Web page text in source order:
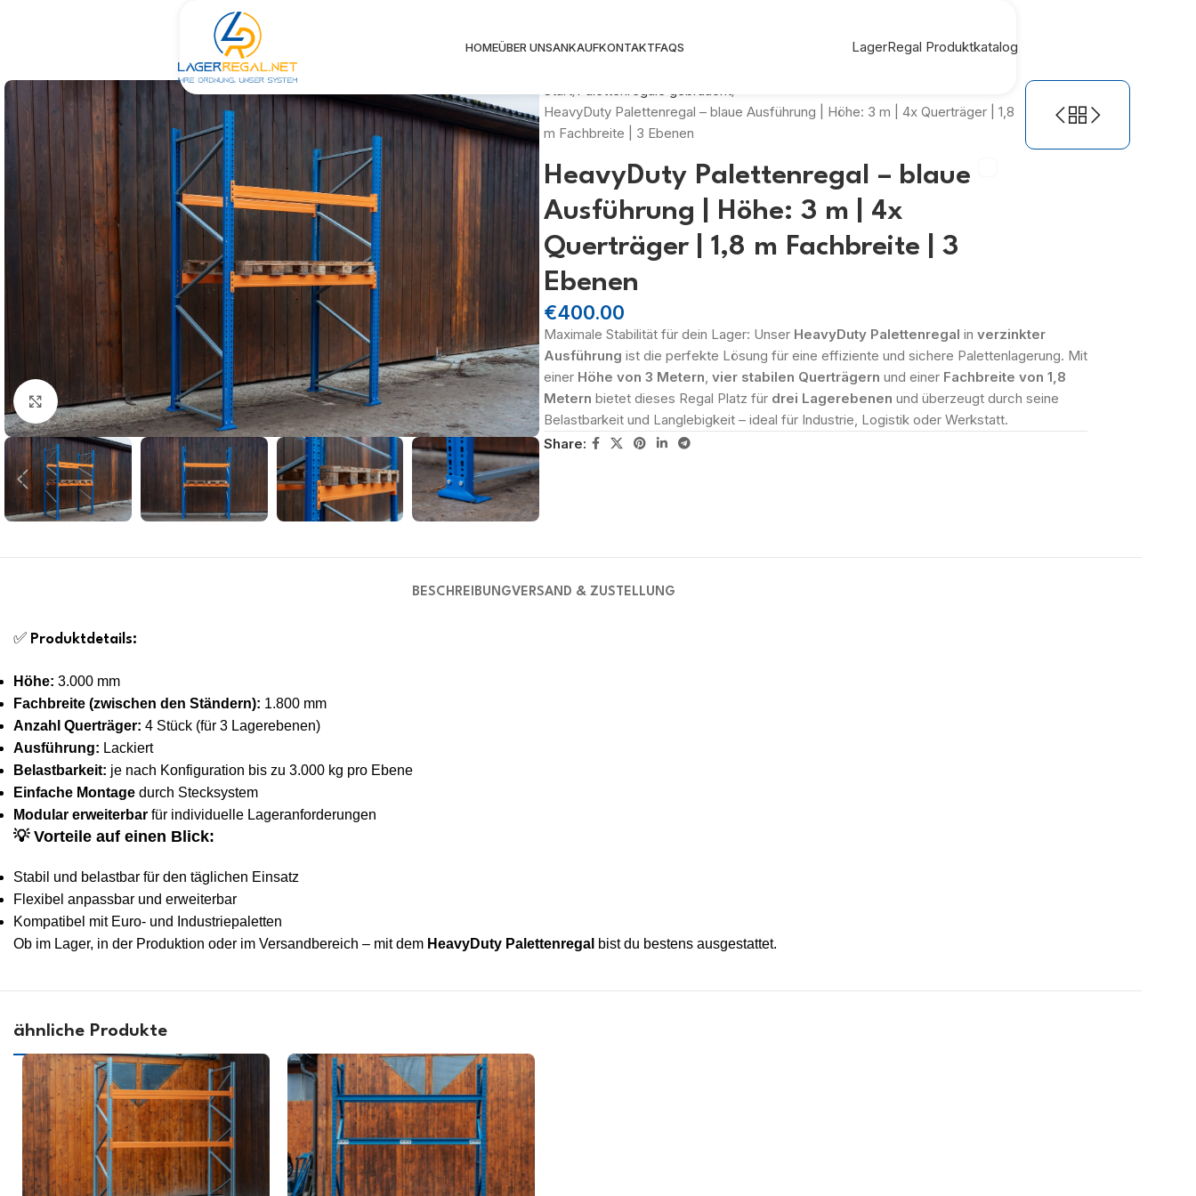
HOMEÜBER UNSANKAUFKONTAKTFAQS LagerRegal Produktkatalog
Click to enlarge
Start Palettenregale gebraucht
HeavyDuty Palettenregal – blaue Ausführung | Höhe: 3 m | 4x Querträger | 1,8
m Fachbreite | 3 Ebenen
HeavyDuty Palettenregal – blaue
Ausführung | Höhe: 3 m | 4x
Querträger | 1,8 m Fachbreite | 3
Ebenen
€400.00
Maximale Stabilität für dein Lager: Unser HeavyDuty Palettenregal in verzinkter
Ausführung ist die perfekte Lösung für eine effiziente und sichere Palettenlagerung. Mit
einer Höhe von 3 Metern, vier stabilen Querträgern und einer Fachbreite von 1,8
Metern bietet dieses Regal Platz für drei Lagerebenen und überzeugt durch seine
Belastbarkeit und Langlebigkeit – ideal für Industrie, Logistik oder Werkstatt.
Share:
BESCHREIBUNGVERSAND & ZUSTELLUNG
✅ Produktdetails:
Höhe: 3.000 mm
Fachbreite (zwischen den Ständern): 1.800 mm
Anzahl Querträger: 4 Stück (für 3 Lagerebenen)
Ausführung: Lackiert
Belastbarkeit: je nach Konfiguration bis zu 3.000 kg pro Ebene
Einfache Montage durch Stecksystem
Modular erweiterbar für individuelle Lageranforderungen
💡 Vorteile auf einen Blick:
Stabil und belastbar für den täglichen Einsatz
Flexibel anpassbar und erweiterbar
Kompatibel mit Euro- und Industriepaletten
Ob im Lager, in der Produktion oder im Versandbereich – mit dem HeavyDuty Palettenregal bist du bestens ausgestattet.
ähnliche Produkte